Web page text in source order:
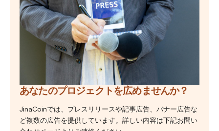
あなたのプロジェクトを広めませんか？
JinaCoinでは、プレスリリースや記事広告、バナー広告な
ど複数の広告を提供しています。詳しい内容は下記お問い